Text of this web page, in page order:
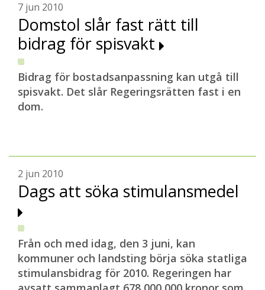
7 jun 2010
Domstol slår fast rätt till
bidrag för spisvakt
Bidrag för bostadsanpassning kan utgå till
spisvakt. Det slår Regeringsrätten fast i en
dom.
2 jun 2010
Dags att söka stimulansmedel
Från och med idag, den 3 juni, kan
kommuner och landsting börja söka statliga
stimulansbidrag för 2010. Regeringen har